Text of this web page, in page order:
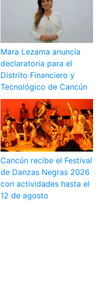
Mara Lezama anuncia
declaratoria para el
Distrito Financiero y
Tecnológico de Cancún
Cancún recibe el Festival
de Danzas Negras 2026
con actividades hasta el
12 de agosto